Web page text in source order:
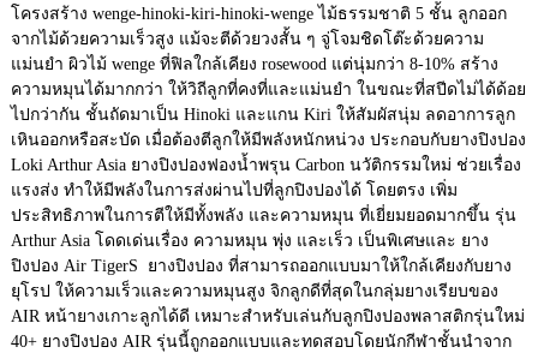
โครงสร้าง wenge-hinoki-kiri-hinoki-wenge ไม้ธรรมชาติ 5 ชั้น ลูกออก
จากไม้ด้วยความเร็วสูง แม้จะตีด้วยวงสั้น ๆ จู่โจมชิดโต๊ะด้วยความ
แม่นยำ ผิวไม้ wenge ที่ฟิลใกล้เคียง rosewood แต่นุ่มกว่า 8-10% สร้าง
ความหมุนได้มากกว่า ให้วิถีลูกที่คงที่และแม่นยำ ในขณะที่สปีดไม่ได้ด้อย
ไปกว่ากัน ชั้นถัดมาเป็น Hinoki และแกน Kiri ให้สัมผัสนุ่ม ลดอาการลูก
เหินออกหรือสะบัด เมื่อต้องตีลูกให้มีพลังหนักหน่วง ประกอบกับยางปิงปอง
Loki Arthur Asia ยางปิงปองฟองน้ำพรุน Carbon นวัติกรรมใหม่ ช่วยเรื่อง
แรงส่ง ทำให้มีพลังในการส่งผ่านไปที่ลูกปิงปองได้ โดยตรง เพิ่ม
ประสิทธิภาพในการตีให้มีทั้งพลัง และความหมุน ที่เยี่ยมยอดมากขึ้น รุ่น
Arthur Asia โดดเด่นเรื่อง ความหมุน พุ่ง และเร็ว เป็นพิเศษและ ยาง
ปิงปอง Air TigerS ยางปิงปอง ที่สามารถออกแบบมาให้ใกล้เคียงกับยาง
ยุโรป ให้ความเร็วและความหมุนสูง จิกลูกดีที่สุดในกลุ่มยางเรียบของ
AIR หน้ายางเกาะลูกได้ดี เหมาะสำหรับเล่นกับลูกปิงปองพลาสติกรุ่นใหม่
40+ ยางปิงปอง AIR รุ่นนี้ถูกออกแบบและทดสอบโดยนักกีฬาชั้นนำจาก